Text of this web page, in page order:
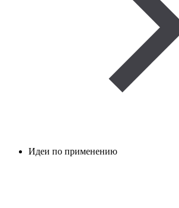
Идеи по применению